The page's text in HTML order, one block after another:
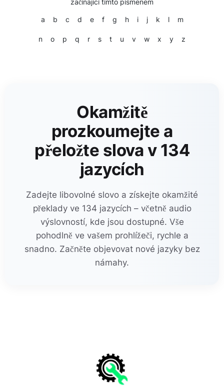
začínající tímto písmenem
a b c d e f g h i j k l m
n o p q r s t u v w x y z
Okamžitě
prozkoumejte a
přeložte slova v 134
jazycích
Zadejte libovolné slovo a získejte okamžité
překlady ve 134 jazycích – včetně audio
výslovností, kde jsou dostupné. Vše
pohodlně ve vašem prohlížeči, rychle a
snadno. Začněte objevovat nové jazyky bez
námahy.